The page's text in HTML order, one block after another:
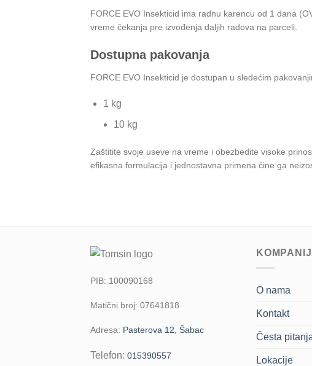
FORCE EVO Insekticid ima radnu karencu od 1 dana
vreme čekanja pre izvođenja daljih radova na parceli.
Dostupna pakovanja
FORCE EVO Insekticid je dostupan u sledećim
1 kg
10 kg
Zaštitite svoje useve na vreme i obezbedite visoke
efikasna formulacija i jednostavna primena čine ga
PIB: 100090168
Matični broj: 07641818
Adresa: Pasterova 12, Šabac
Telefon: 015390557
O nama
Kontakt
Česta
Lokacije